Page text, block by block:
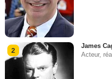
2
James
Acteur,